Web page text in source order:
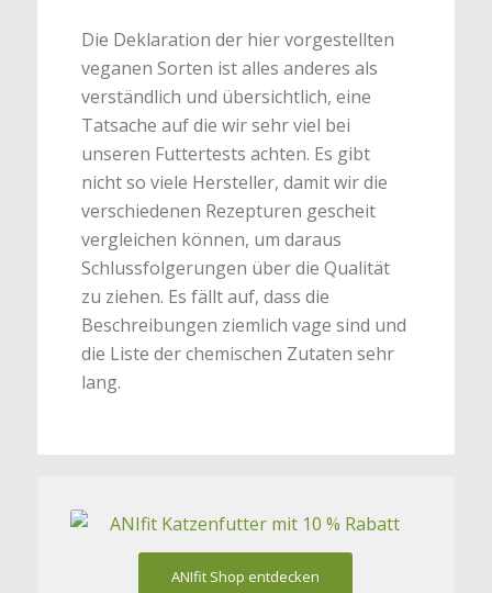
Die Deklaration der hier vorgestellten
veganen Sorten ist alles anderes als
verständlich und übersichtlich, eine
Tatsache auf die wir sehr viel bei
unseren Futtertests achten. Es gibt
nicht so viele Hersteller, damit wir die
verschiedenen Rezepturen gescheit
vergleichen können, um daraus
Schlussfolgerungen über die Qualität
zu ziehen. Es fällt auf, dass die
Beschreibungen ziemlich vage sind und
die Liste der chemischen Zutaten sehr
lang.
ANIfit Shop entdecken